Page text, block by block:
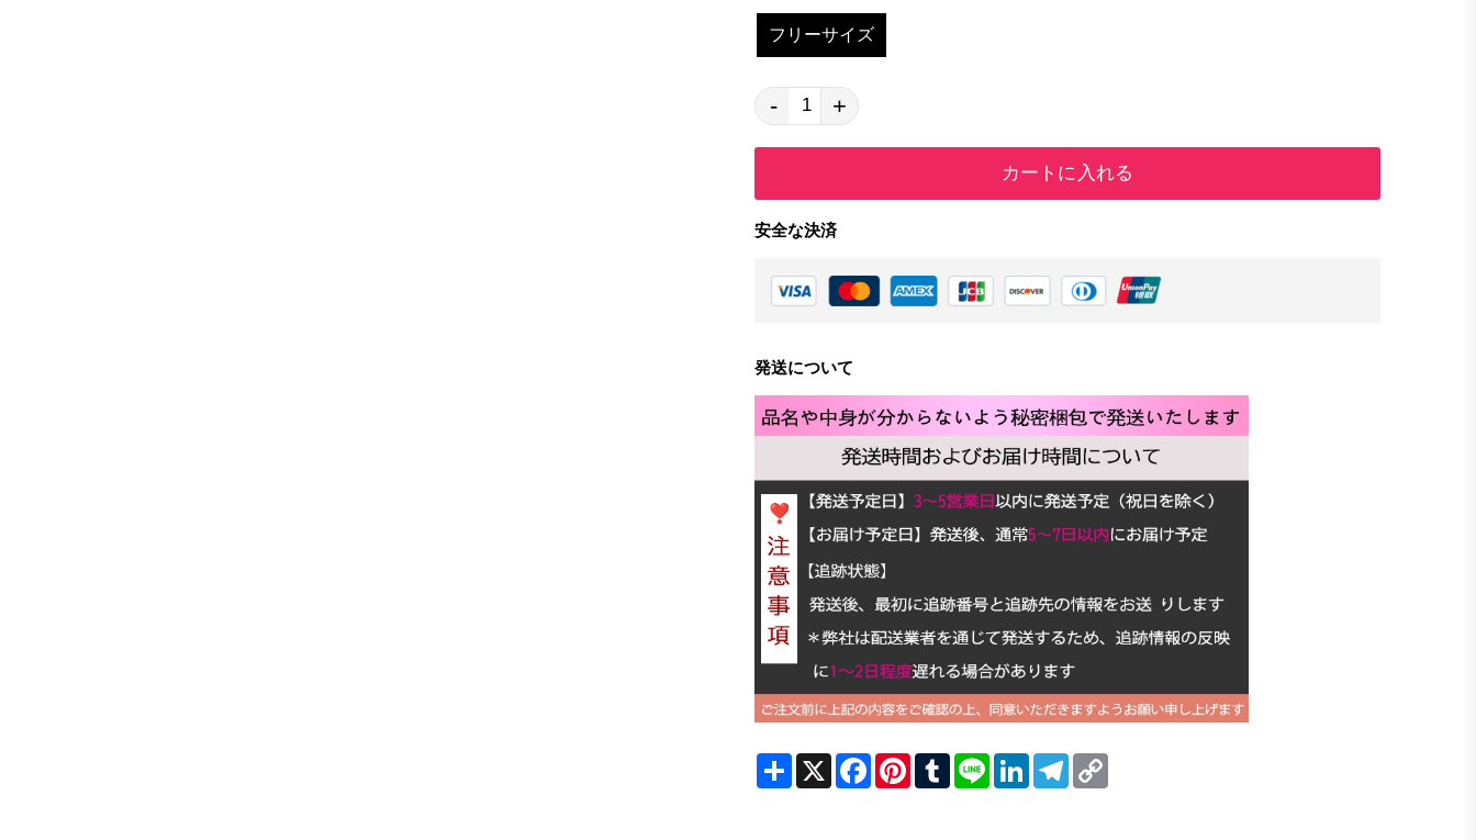
フリーサイズ
- +
カートに入れる
安全な決済
発送について
ShareX FacebookPinterestTumblrLine LinkedInTelegram